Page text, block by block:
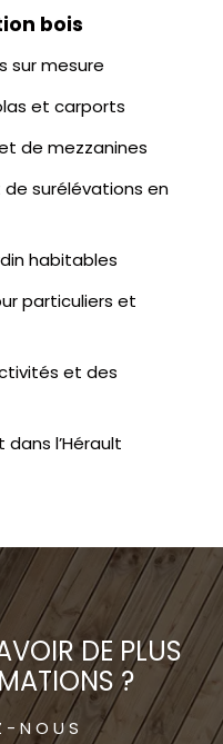
bois
sur mesure
et carports
de mezzanines
surélévations en
habitables
particuliers et
et des
l’Hérault
DE PLUS
?
NOUS